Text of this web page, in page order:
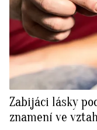
Zabijáci lásky
znamení ve